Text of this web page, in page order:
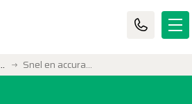
Snel en accuraat meerwerk registreren én factureren (1)